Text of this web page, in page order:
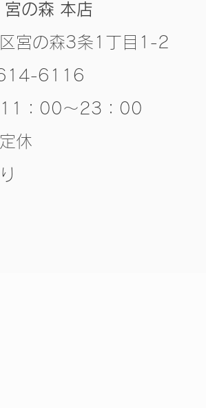
宮の森 本店
宮の森3条1丁目1-2
6116
11：00～23：00
休